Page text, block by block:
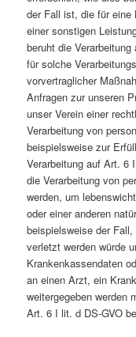
der Fall ist, die für eine
einer sonstigen
beruht die
für solche
vorvertraglicher
Anfragen zur unseren
unser Verein einer
Verarbeitung von
beispielsweise zur
Verarbeitung auf Art. 6
die Verarbeitung von
werden, um
oder einer anderen
beispielsweise der
verletzt werden würde
Krankenkassendaten
an einen Arzt, ein
weitergegeben werden
Art. 6 I lit. d DS-GVO